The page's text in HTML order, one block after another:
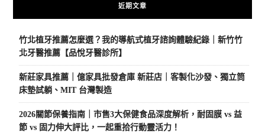
近期文章
竹北植牙推薦怎麼選？我的導航式植牙諮詢體驗紀錄｜新竹竹
北牙醫推薦【品悅牙醫診所】
新莊家具推薦｜億家具批發倉庫 新莊店｜客製化沙發、獨立筒
床墊試躺、MIT 台灣製造
2026關節保養指南｜市售3大保健食品深度解析，耐固膜 vs 益
節 vs 固力伸大評比，一起重拾行動靈活力！